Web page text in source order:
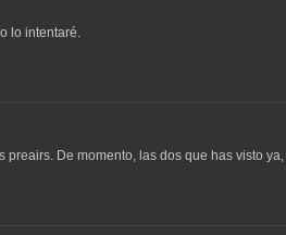
lo intentaré.
preairs. De momento, las dos que has visto ya,